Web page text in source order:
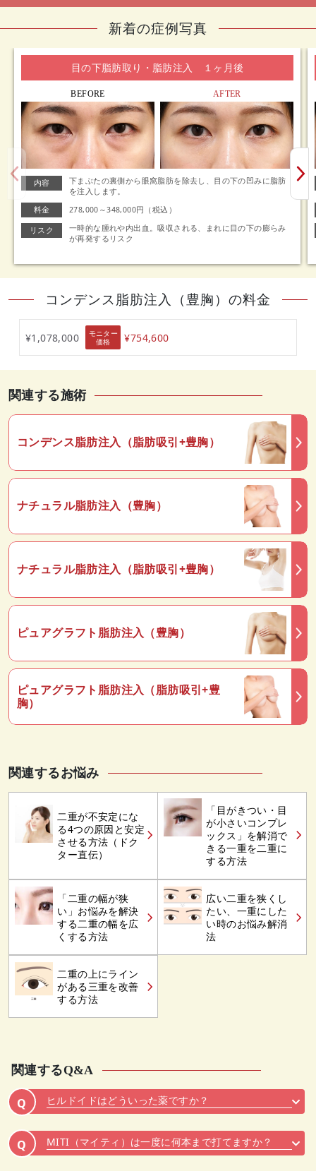
新着の症例写真
目の下脂肪取り・脂肪注入 １ヶ月後
BEFORE AFTER
内容
下まぶたの裏側から眼窩脂肪を除去し、目の下の凹みに脂肪
を注入します。
料金
278,000～348,000円（税込）
リスク
一時的な腫れや内出血。吸収される、まれに目の下の膨らみ
が再発するリスク
コンデンス脂肪注入（豊胸）の料金
¥1,078,000
モニター
価格
¥754,600
関連する施術
コンデンス脂肪注入（脂肪吸引+豊胸）
ナチュラル脂肪注入（豊胸）
ナチュラル脂肪注入（脂肪吸引+豊胸）
ピュアグラフト脂肪注入（豊胸）
ピュアグラフト脂肪注入（脂肪吸引+豊
胸）
関連するお悩み
二重が不安定にな
る4つの原因と安定
させる方法（ドク
ター直伝）
「目がきつい・目
が小さいコンプレ
ックス」を解消で
きる一重を二重に
する方法
「二重の幅が狭
い」お悩みを解決
する二重の幅を広
くする方法
広い二重を狭くし
たい、一重にした
い時のお悩み解消
法
二重の上にライン
がある三重を改善
する方法
関連するQ&A
Q ヒルドイドはどういった薬ですか？
Q MITI（マイティ）は一度に何本まで打てますか？